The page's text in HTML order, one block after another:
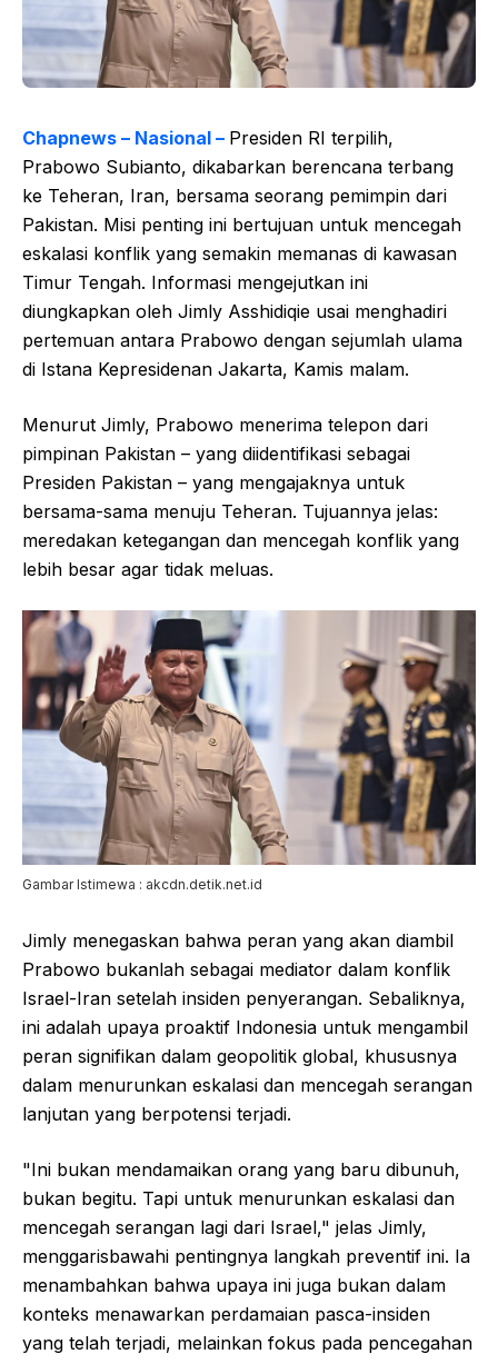
Chapnews – Nasional – Presiden RI terpilih,
Prabowo Subianto, dikabarkan berencana terbang
ke Teheran, Iran, bersama seorang pemimpin dari
Pakistan. Misi penting ini bertujuan untuk mencegah
eskalasi konflik yang semakin memanas di kawasan
Timur Tengah. Informasi mengejutkan ini
diungkapkan oleh Jimly Asshidiqie usai menghadiri
pertemuan antara Prabowo dengan sejumlah ulama
di Istana Kepresidenan Jakarta, Kamis malam.
Menurut Jimly, Prabowo menerima telepon dari
pimpinan Pakistan – yang diidentifikasi sebagai
Presiden Pakistan – yang mengajaknya untuk
bersama-sama menuju Teheran. Tujuannya jelas:
meredakan ketegangan dan mencegah konflik yang
lebih besar agar tidak meluas.
Gambar Istimewa : akcdn.detik.net.id
Jimly menegaskan bahwa peran yang akan diambil
Prabowo bukanlah sebagai mediator dalam konflik
Israel-Iran setelah insiden penyerangan. Sebaliknya,
ini adalah upaya proaktif Indonesia untuk mengambil
peran signifikan dalam geopolitik global, khususnya
dalam menurunkan eskalasi dan mencegah serangan
lanjutan yang berpotensi terjadi.
"Ini bukan mendamaikan orang yang baru dibunuh,
bukan begitu. Tapi untuk menurunkan eskalasi dan
mencegah serangan lagi dari Israel," jelas Jimly,
menggarisbawahi pentingnya langkah preventif ini. Ia
menambahkan bahwa upaya ini juga bukan dalam
konteks menawarkan perdamaian pasca-insiden
yang telah terjadi, melainkan fokus pada pencegahan